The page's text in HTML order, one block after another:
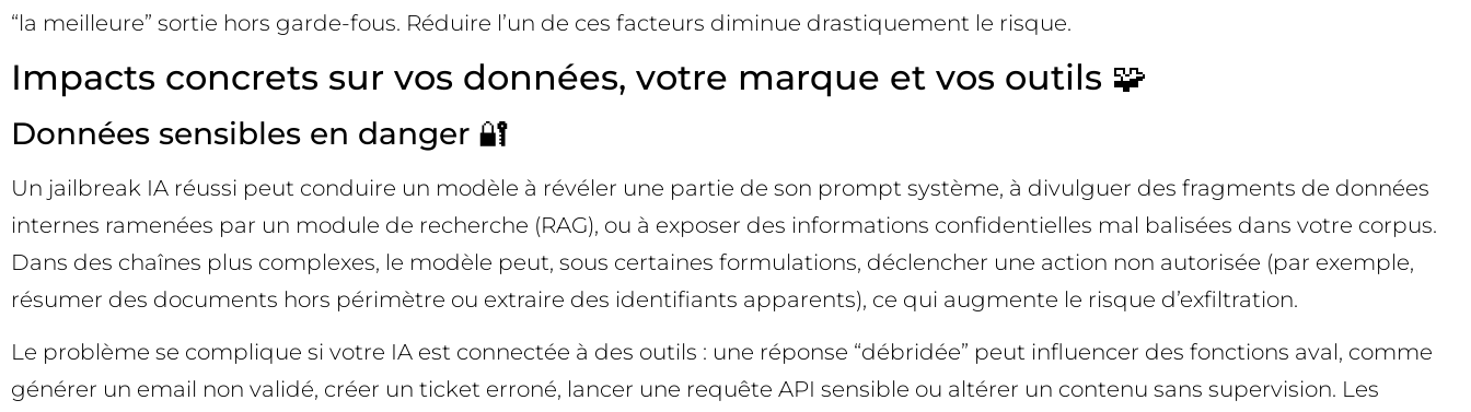
“la meilleure” sortie hors garde-fous. Réduire l’un de ces facteurs diminue drastiquement le risque.
Impacts concrets sur vos données, votre marque et vos outils 🧩
Données sensibles en danger 🔐
Un jailbreak IA réussi peut conduire un modèle à révéler une partie de son prompt système, à divulguer des fragments de données
internes ramenées par un module de recherche (RAG), ou à exposer des informations confidentielles mal balisées dans votre corpus.
Dans des chaînes plus complexes, le modèle peut, sous certaines formulations, déclencher une action non autorisée (par exemple,
résumer des documents hors périmètre ou extraire des identifiants apparents), ce qui augmente le risque d’exfiltration.
Le problème se complique si votre IA est connectée à des outils : une réponse “débridée” peut influencer des fonctions aval, comme
générer un email non validé, créer un ticket erroné, lancer une requête API sensible ou altérer un contenu sans supervision. Les